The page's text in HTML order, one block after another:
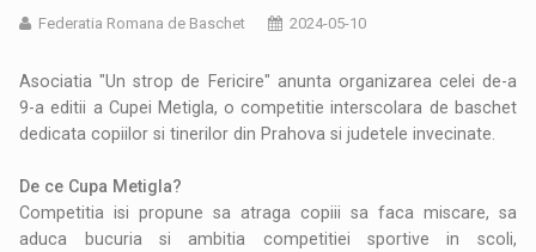
Federatia Romana de Baschet 2024-05-10
Asociatia "Un strop de Fericire" anunta organizarea celei de-a
9-a editii a Cupei Metigla, o competitie interscolara de baschet
dedicata copiilor si tinerilor din Prahova si judetele invecinate.
De ce Cupa Metigla?
Competitia isi propune sa atraga copiii sa faca miscare, sa
aduca bucuria si ambitia competitiei sportive in scoli,